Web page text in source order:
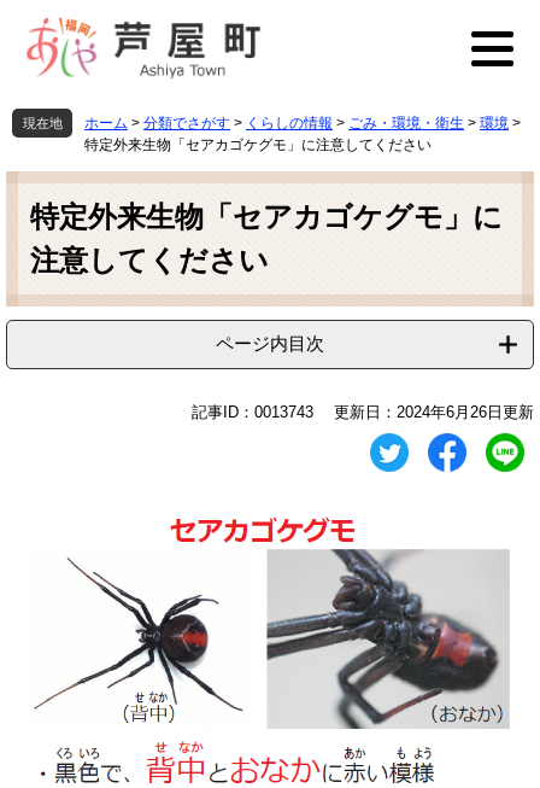
先
頭
を
飛
現在地 ホーム > 分類でさがす > くらしの情報 > ごみ・環境・衛生 > 環境 >
特定外来生物「セアカゴケグモ」に注意してください
本
特定外来生物「セアカゴケグモ」に
注意してください
ページ内目次
記事ID：0013743 更新日：2024年6月26日更新